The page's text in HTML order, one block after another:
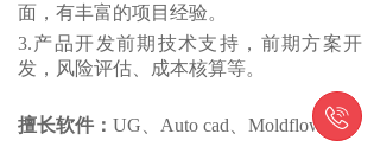
面，有丰富的项目经验。
3.产品开发前期技术支持，前期方案开
发，风险评估、成本核算等。
擅长软件： UG、Auto cad、Moldflow. 